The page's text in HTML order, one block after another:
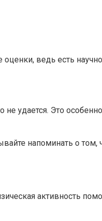
ведь есть
удается. Это
напоминать о том,
активность